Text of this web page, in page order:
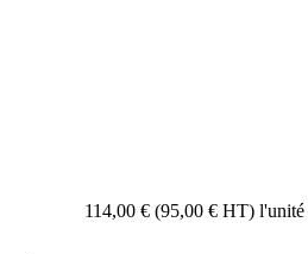
114,00 € (95,00 € HT)l'unité